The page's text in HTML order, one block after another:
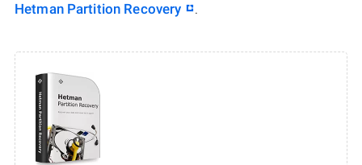
Hetman Partition Recovery
.